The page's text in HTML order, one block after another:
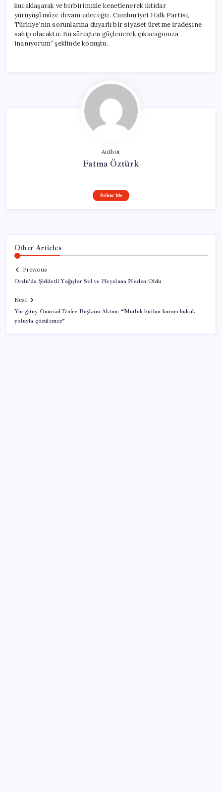
kucaklaşarak ve birbirimizle kenetlenerek iktidar
yürüyüşümüze devam edeceğiz. Cumhuriyet Halk Partisi,
Türkiye’nin sorunlarına duyarlı bir siyaset üretme iradesine
sahip olacaktır. Bu süreçten güçlenerek çıkacağımıza
inanıyorum” şeklinde konuştu.
Author
Fatma Öztürk
Follow Me
Other Articles
Previous
Ordu’da Şiddetli Yağışlar Sel ve Heyelana Neden Oldu
Next
Yargıtay Onursal Daire Başkanı Aktan: “Mutlak butlan kararı hukuk
yoluyla çözülemez”